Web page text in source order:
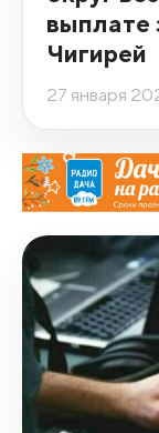
выплате
Чигирей
27 января